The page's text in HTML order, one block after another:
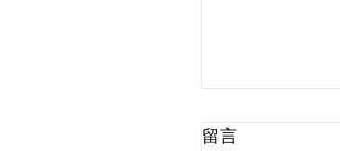
留言